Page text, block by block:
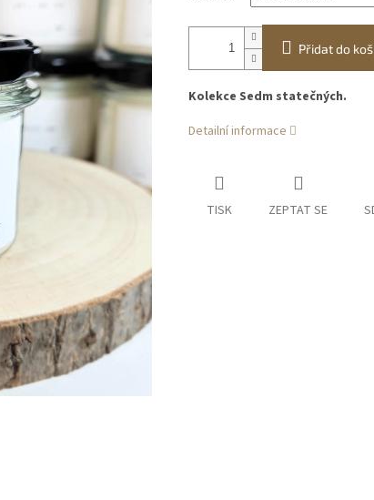
Přidat do
Kolekce Sedm statečných.
Detailní informace
TISK ZEPTAT SE